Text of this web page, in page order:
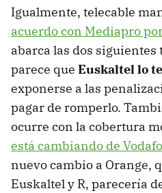
Igualmente, telecable
acuerdo con Mediapro
abarca las dos
parece que Euskaltel lo
exponerse a las
pagar de romperlo.
ocurre con la cobertura
está cambiando de
nuevo cambio a Orange,
Euskaltel y R, parecería